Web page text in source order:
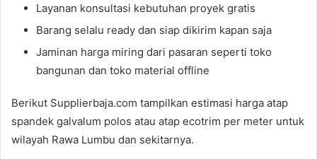
Layanan konsultasi kebutuhan proyek gratis
Barang selalu ready dan siap dikirim kapan saja
Jaminan harga miring dari pasaran seperti toko
bangunan dan toko material offline
Berikut Supplierbaja.com tampilkan estimasi harga atap
spandek galvalum polos atau atap ecotrim per meter untuk
wilayah Rawa Lumbu dan sekitarnya.